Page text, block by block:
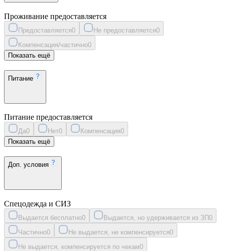
Проживание предоставляется
Предоставляется0 Не предоставляется0
Компенсация/частично0
Показать ещё
Питание
Питание предоставляется
Да0 Нет0 Компенсация0
Показать ещё
Доп. условия
Спецодежда и СИЗ
Выдается бесплатно0 Выдается, но удерживается из ЗП0
Частично0 Не выдается, не компенсируется0
Не выдается, компенсируется по чекам0